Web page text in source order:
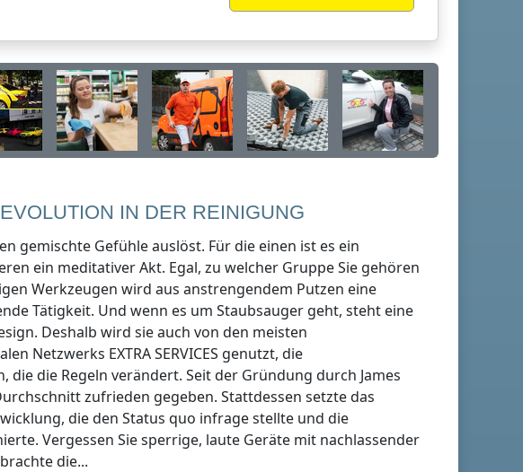
IN DER REINIGUNG
gemischte Gefühle auslöst. Für die einen ist es ein
ein meditativer Akt. Egal, zu welcher Gruppe Sie gehören
Werkzeugen wird aus anstrengendem Putzen eine
Tätigkeit. Und wenn es um Staubsauger geht, steht eine
Deshalb wird sie auch von den meisten
Netzwerks EXTRA SERVICES genutzt, die
die Regeln verändert. Seit der Gründung durch James
zufrieden gegeben. Stattdessen setzte das
die den Status quo infrage stellte und die
Vergessen Sie sperrige, laute Geräte mit nachlassender
die...